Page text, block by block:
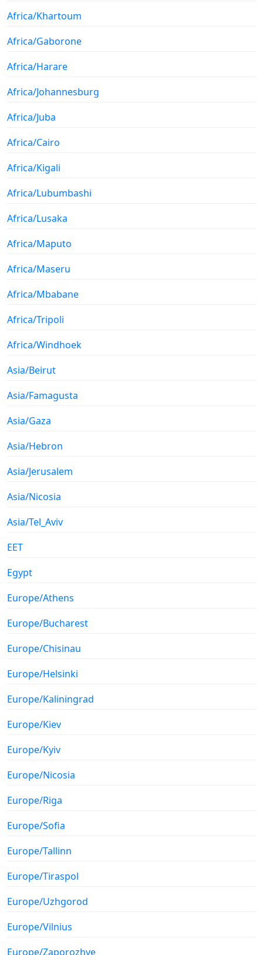
Africa/Khartoum
Africa/Gaborone
Africa/Harare
Africa/Johannesburg
Africa/Juba
Africa/Cairo
Africa/Kigali
Africa/Lubumbashi
Africa/Lusaka
Africa/Maputo
Africa/Maseru
Africa/Mbabane
Africa/Tripoli
Africa/Windhoek
Asia/Beirut
Asia/Famagusta
Asia/Gaza
Asia/Hebron
Asia/Jerusalem
Asia/Nicosia
Asia/Tel_Aviv
EET
Egypt
Europe/Athens
Europe/Bucharest
Europe/Chisinau
Europe/Helsinki
Europe/Kaliningrad
Europe/Kiev
Europe/Kyiv
Europe/Nicosia
Europe/Riga
Europe/Sofia
Europe/Tallinn
Europe/Tiraspol
Europe/Uzhgorod
Europe/Vilnius
Europe/Zaporozhye